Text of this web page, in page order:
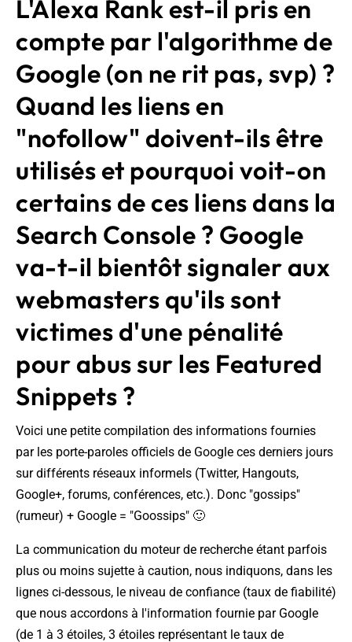
L'Alexa Rank est-il pris en
compte par l'algorithme de
Google (on ne rit pas, svp) ?
Quand les liens en
"nofollow" doivent-ils être
utilisés et pourquoi voit-on
certains de ces liens dans la
Search Console ? Google
va-t-il bientôt signaler aux
webmasters qu'ils sont
victimes d'une pénalité
pour abus sur les Featured
Snippets ?
Voici une petite compilation des informations fournies
par les porte-paroles officiels de Google ces derniers jours
sur différents réseaux informels (Twitter, Hangouts,
Google+, forums, conférences, etc.). Donc "gossips"
(rumeur) + Google = "Goossips" 🙂
La communication du moteur de recherche étant parfois
plus ou moins sujette à caution, nous indiquons, dans les
lignes ci-dessous, le niveau de confiance (taux de fiabilité)
que nous accordons à l'information fournie par Google
(de 1 à 3 étoiles, 3 étoiles représentant le taux de